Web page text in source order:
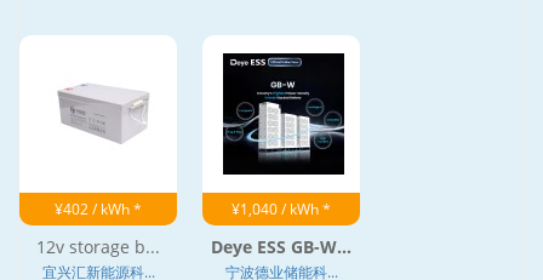
¥402 / kWh *
12v storage b...
宜兴汇新能源科...
¥1,040 / kWh *
Deye ESS GB-W...
宁波德业储能科...